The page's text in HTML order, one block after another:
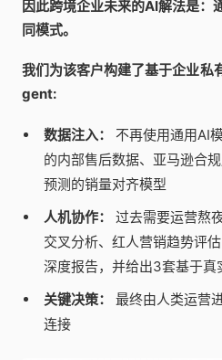
因此跨境企业未来的AI解法是：
同模式。
我们为该客户构建了基于企业私
gent:
数据注入：
不再使用通用AI
的内部售后数据、亚马逊合
预测的销量对齐模型
人机协作：
过去需要运营熬
交叉分析、红人营销趋势评
深度报告，并给出3套基于
关键决策：
最终由人类运营
连接